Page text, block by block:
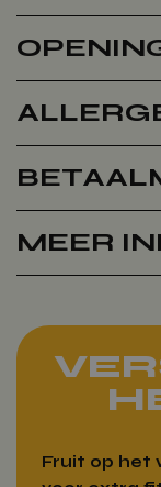
MEER
Fruit op het